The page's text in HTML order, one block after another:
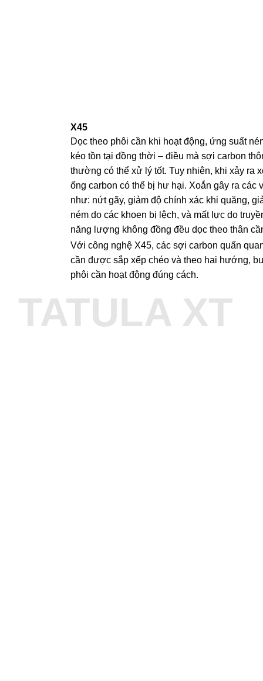
X45
Dọc theo phôi cần khi hoạt động, ứng suất
kéo tồn tại đồng thời – điều mà sợi carbon
thường có thể xử lý tốt. Tuy nhiên, khi xảy ra
ống carbon có thể bị hư hại. Xoắn gây ra các
như: nứt gãy, giảm độ chính xác khi quăng,
ném do các khoen bị lệch, và mất lực do
năng lượng không đồng đều dọc theo thân
Với công nghệ X45, các sợi carbon quấn
cần được sắp xếp chéo và theo hai hướng,
phôi cần hoạt động đúng cách.
TATULA XT